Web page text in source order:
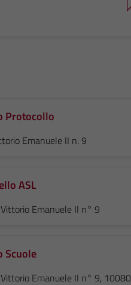
Protocollo
Emanuele II n. 9
ASL
Emanuele II n° 9
Scuole
Emanuele II n° 9, 10080